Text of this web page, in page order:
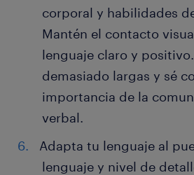
corporal y habilidades
Mantén el contacto
lenguaje claro y
demasiado largas y sé
importancia de la
verbal.
Adapta tu lenguaje al
lenguaje y nivel de